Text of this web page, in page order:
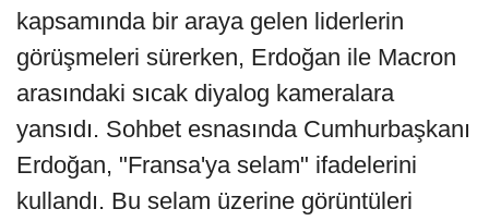
kapsamında bir araya gelen liderlerin
görüşmeleri sürerken, Erdoğan ile Macron
arasındaki sıcak diyalog kameralara
yansıdı. Sohbet esnasında Cumhurbaşkanı
Erdoğan, "Fransa'ya selam" ifadelerini
kullandı. Bu selam üzerine görüntüleri